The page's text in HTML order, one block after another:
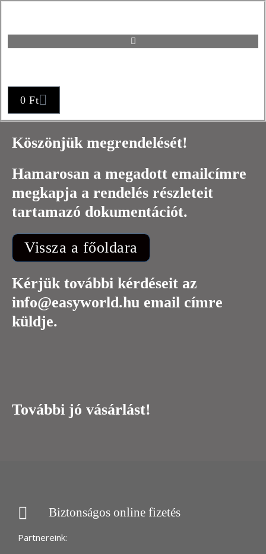
0 Ft
Köszönjük megrendelését!
Hamarosan a megadott emailcímre
megkapja a rendelés részleteit
tartamazó dokumentációt.
Vissza a főoldara
Kérjük további kérdéseit az
info@easyworld.hu email címre
küldje.
További jó vásárlást!
Biztonságos online fizetés
Partnereink: